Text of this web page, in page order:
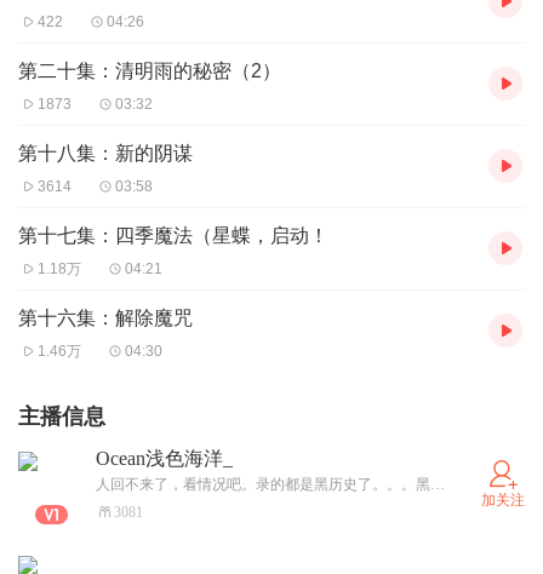
422 04:26
第二十集：清明雨的秘密（2）
1873 03:32
第十八集：新的阴谋
3614 03:58
第十七集：四季魔法（星蝶，启动！
1.18万 04:21
第十六集：解除魔咒
1.46万 04:30
主播信息
Ocean浅色海洋_
人回不来了，看情况吧。录的都是黑历史了。。。黑历史。。。都去关注小号:@浅海酱
3081
加关注